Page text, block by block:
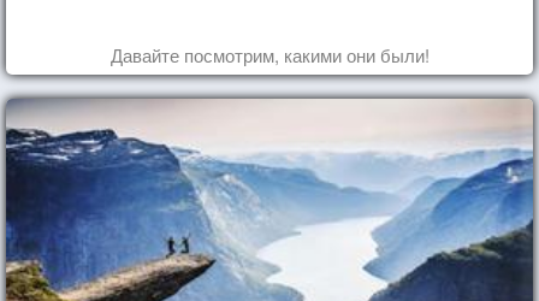
Давайте посмотрим, какими они были!